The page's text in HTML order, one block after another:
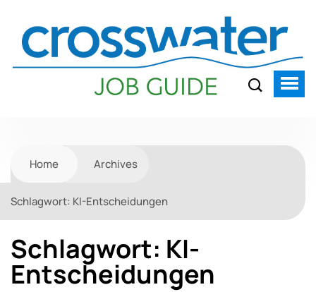
Home Archives
Schlagwort: KI-Entscheidungen
Schlagwort: KI-
Entscheidungen